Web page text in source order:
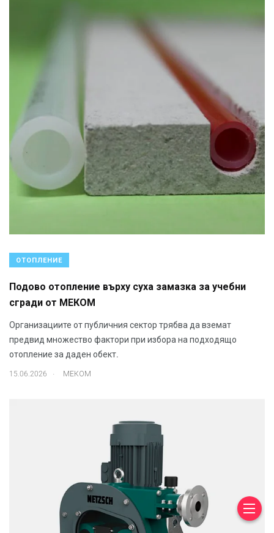
ОТОПЛЕНИЕ
Подово отопление върху суха замазка за учебни
сгради от МЕКОМ
Организациите от публичния сектор трябва да вземат
предвид множество фактори при избора на подходящо
отопление за даден обект.
15.06.2026 МЕКОМ